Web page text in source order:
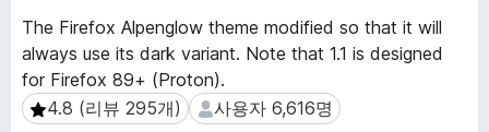
라
우
저
부
The Firefox Alpenglow theme modified so that it will
always use its dark variant. Note that 1.1 is designed
for Firefox 89+ (Proton).
4.8 (리뷰 295개)
4.8 (리뷰 295개) 사용자 6,616명
사용자 6,616명
데
이
터